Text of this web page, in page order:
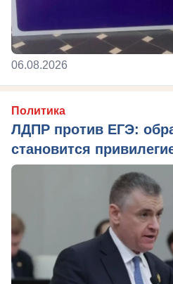
06.08.2026
Политика
ЛДПР против ЕГЭ:
становится